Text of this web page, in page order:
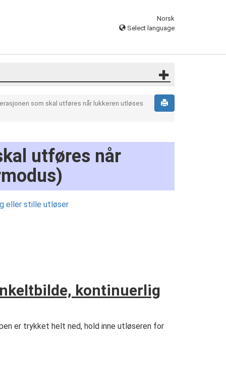
Norsk
Select language
som skal utføres når lukkeren utløses
utføres når
eller stille utløser
kontinuerlig
er trykket helt ned, hold inne utløseren for